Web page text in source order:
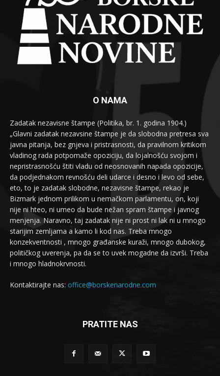
O NAMA
Zadatak nezavisne štampe (Politika, br. 1. godina 1904.)
„Glavni zadatak nezavsine štampe je da slobodna pretresa sva
javna pitanja, bez gnjeva i pristrasnosti, da pravilnom kritikom
vladinog rada potpomaže opoziciju, da lojalnošću svojom i
nepristrasnošću štiti vladu od neosnovanih napada opozicije,
da podjednakom revnošću deli udarce i desno i levo od sebe,
eto, to je zadatak slobodne, nezavisne štampe, rekao je
Bizmark jednom prilikom u nemačkom parlamentu, on, koji
nije ni hteo, ni umeo da bude nežan spram štampe i javnog
menjenja. Naravno, taj zadatak nije ni prost ni lak ni u mnogo
starijim zemljama a kamo li kod nas. Treba mnogo
konzekventnosti , mnogo građanske kuraži, mnogo dubokog,
političkog uverenja, pa da se to uvek mogadne da izvrši. Treba
i mnogo hladnokrvnosti.
Kontaktirajte nas: office@borskenarodne.com
PRATITE NAS